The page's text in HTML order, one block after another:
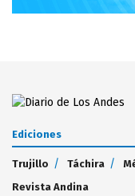
Ediciones
Trujillo Táchira
Revista Andina